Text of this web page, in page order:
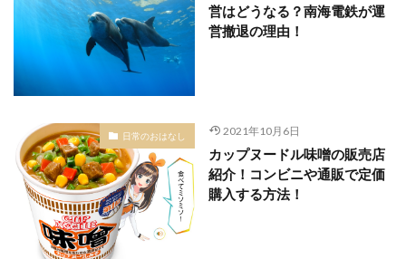
営はどうなる？南海電鉄が運
営撤退の理由！
日常のおはなし 2021年10月6日
カップヌードル味噌の販売店
紹介！コンビニや通販で定価
購入する方法！